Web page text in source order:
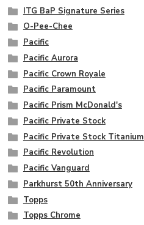
ITG BaP Signature Series
O-Pee-Chee
Pacific
Pacific Aurora
Pacific Crown Royale
Pacific Paramount
Pacific Prism McDonald's
Pacific Private Stock
Pacific Private Stock Titanium
Pacific Revolution
Pacific Vanguard
Parkhurst 50th Anniversary
Topps
Topps Chrome